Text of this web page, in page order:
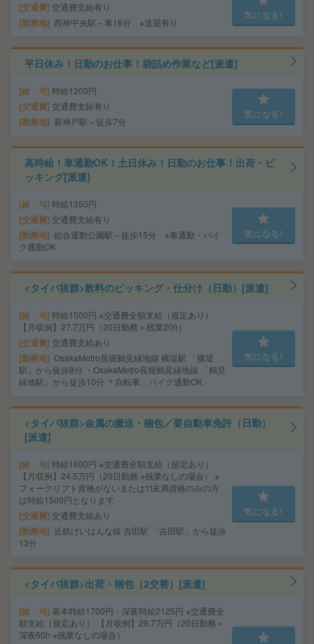
交通費 交通費支給有り
勤務地 西神中央駅～車16分 ※送迎有り
気になる!
平日休み！日勤のお仕事！袋詰め作業など[派遣]
給 与 時給1200円
交通費 交通費支給有り
勤務地 新神戸駅～徒歩7分
気になる!
高時給！車通勤OK！土日休み！日勤のお仕事！出荷・ピ
ッキング[派遣]
給 与 時給1350円
交通費 交通費支給有り
勤務地 総合運動公園駅～徒歩15分 ※車通勤・バイ
ク通勤OK
気になる!
<タイパ抜群>飲料のピッキング・仕分け（日勤）[派遣]
給 与 時給1500円 ※交通費全額支給（規定あり）
【月収例】27.7万円（20日勤務＋残業20h）
交通費 交通費支給あり
勤務地 OsakaMetro長堀鶴見緑地線 横堤駅 「横堤
駅」から徒歩8分 ・OsakaMetro長堀鶴見緑地線 「鶴見
緑地駅」から徒歩10分 ＊自転車、バイク通勤OK
気になる!
<タイパ抜群>金属の搬送・梱包／要自動車免許（日勤）
[派遣]
給 与 時給1600円 ※交通費全額支給（規定あり）
【月収例】24.5万円（20日勤務 ※残業なしの場合） ※
フォークリフト資格がないまたは1t未満資格のみの方
は時給1500円となります
交通費 交通費支給あり
勤務地
近鉄けいはんな線 吉田駅 「吉田駅」から徒歩
13分
気になる!
<タイパ抜群>出荷・梱包（2交替）[派遣]
給 与 基本時給1700円・深夜時給2125円 ※交通費全
額支給（規定あり） 【月収例】29.7万円（20日勤務＋
深夜60h ※残業なしの場合）